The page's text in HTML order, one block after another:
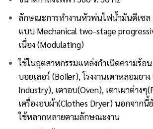
ลักษณะการทำงานหัวพ่นไฟน้ำมันดีเซล
แบบ Mechanical two-stage
เนื่อง (Modulating)
ใช้ในอุตสาหกรรมแหล่งกำเนิดความร้อ
บอยเลอร์ (Boiler), โรงงานเตาหลอมยาง
Industry), เตาอบ(Oven), เตาเผาต่างๆ
เครื่องอบผ้า(Clothes Dryer) นอกจาก
ใช้หลากหลายตามลักษณะงาน